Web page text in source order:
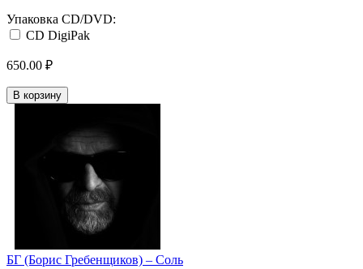
Упаковка CD/DVD:
CD DigiPak
650.00 ₽
В корзину
БГ (Борис Гребенщиков) ‎– Соль